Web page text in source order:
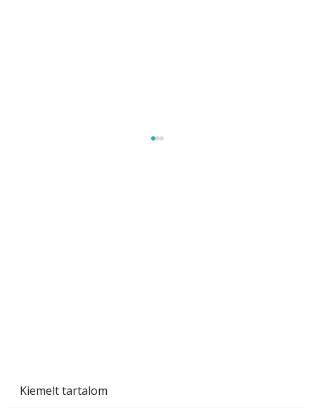
Kiemelt tartalom